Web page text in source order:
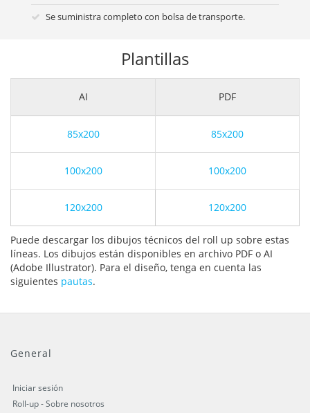
Se suministra completo con bolsa de transporte.
Plantillas
AI PDF
85x200 85x200
100x200 100x200
120x200 120x200
Puede descargar los dibujos técnicos del roll up sobre estas
líneas. Los dibujos están disponibles en archivo PDF o AI
(Adobe Illustrator). Para el diseño, tenga en cuenta las
siguientes pautas.
General
Iniciar sesión
Roll-up - Sobre nosotros